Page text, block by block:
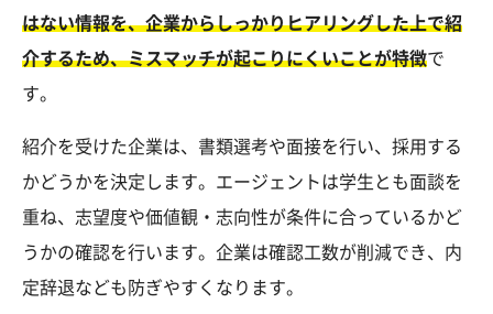
はない情報を、企業からしっかりヒアリングした上で紹
介するため、ミスマッチが起こりにくいことが特徴で
す。
紹介を受けた企業は、書類選考や面接を行い、採用する
かどうかを決定します。エージェントは学生とも面談を
重ね、志望度や価値観・志向性が条件に合っているかど
うかの確認を行います。企業は確認工数が削減でき、内
定辞退なども防ぎやすくなります。